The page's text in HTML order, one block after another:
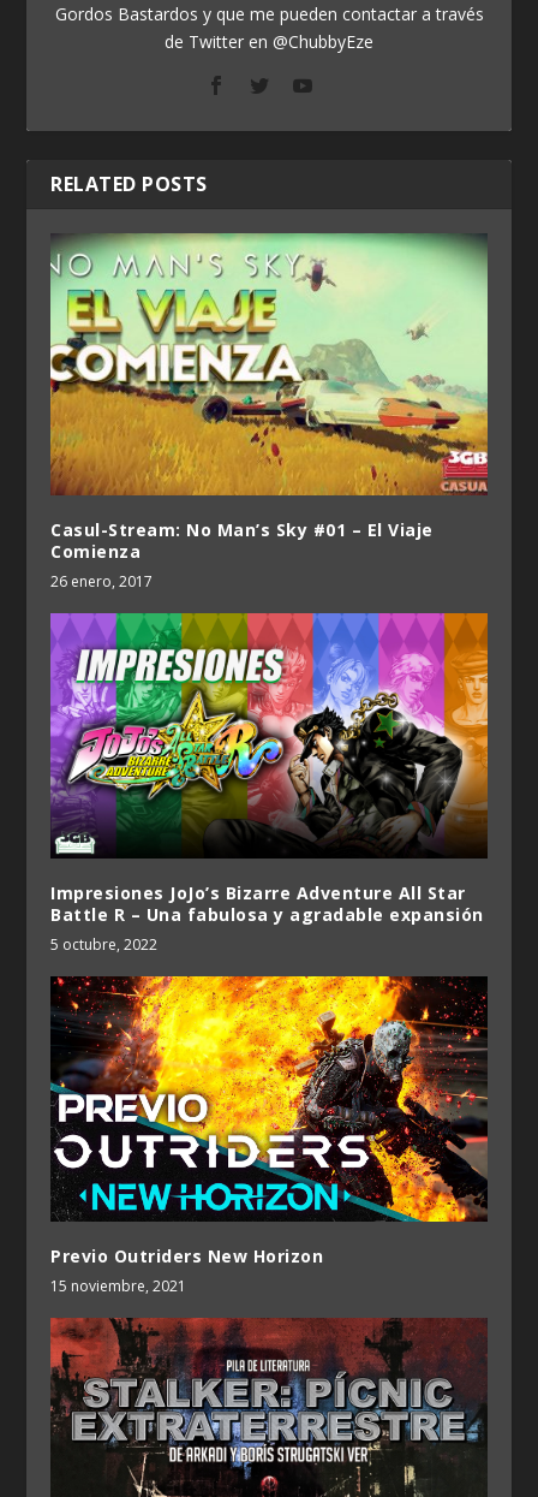
Gordos Bastardos y que me pueden contactar a través
de Twitter en @ChubbyEze
RELATED POSTS
Casul-Stream: No Man’s Sky #01 – El Viaje
Comienza
26 enero, 2017
Impresiones JoJo’s Bizarre Adventure All Star
Battle R – Una fabulosa y agradable expansión
5 octubre, 2022
Previo Outriders New Horizon
15 noviembre, 2021